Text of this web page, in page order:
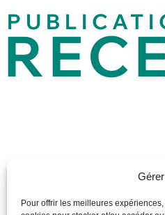
Pour offrir les meilleures